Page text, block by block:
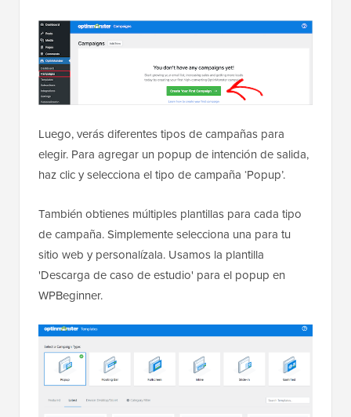
Luego, verás diferentes tipos de campañas para
elegir. Para agregar un popup de intención de salida,
haz clic y selecciona el tipo de campaña ‘Popup’.
También obtienes múltiples plantillas para cada tipo
de campaña. Simplemente selecciona una para tu
sitio web y personalízala. Usamos la plantilla
'Descarga de caso de estudio' para el popup en
WPBeginner.